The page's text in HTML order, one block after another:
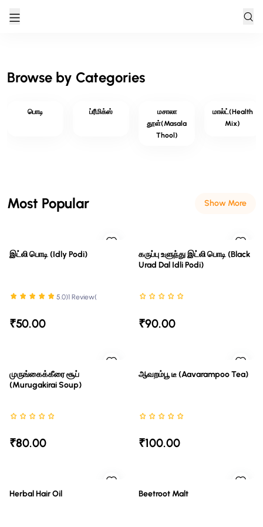
Browse by Categories
பொடி ப்ரீமிக்ஸ்
மசாலா
தூள்(masala
Thool)
மால்ட்(health
Mix)
Most Popular Show More
இட்லி பொடி (idly Podi)
Rated 5 stars out of 5
5.0 (1 Review)
₹50.00
கருப்பு உளுந்து இட்லி பொடி (Black
Urad Dal Idli Podi)
Rated NaN stars out of 5
₹90.00
முருங்கைக்கீரை சூப்
(murugakirai Soup)
Rated NaN stars out of 5
₹80.00
ஆவறம்பூ டீ (Aavarampoo Tea)
Rated NaN stars out of 5
₹100.00
Herbal Hair Oil Beetroot Malt